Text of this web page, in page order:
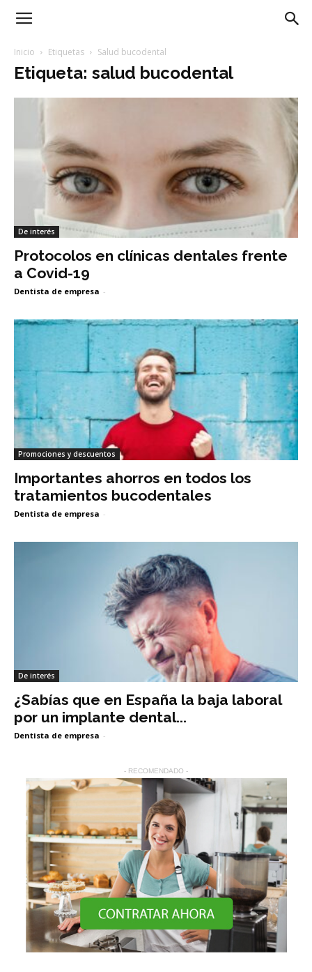
Blog
Dentista
Inicio Etiquetas Salud bucodental
Etiqueta: salud bucodental
De interés
Protocolos en clínicas dentales frente
a Covid-19
Dentista de empresa -
Promociones y descuentos
Importantes ahorros en todos los
tratamientos bucodentales
Dentista de empresa -
De interés
¿Sabías que en España la baja laboral
por un implante dental...
Dentista de empresa -
- RECOMENDADO -